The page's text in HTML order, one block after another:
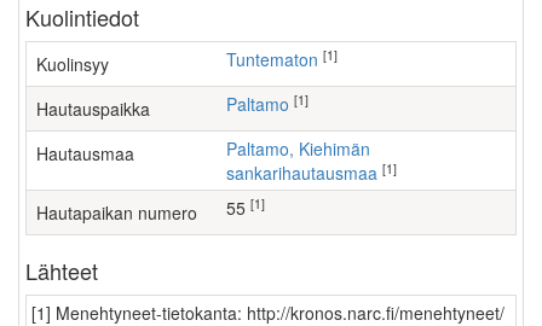
Kuolintiedot
Kuolinsyy Tuntematon [1]
Hautauspaikka Paltamo [1]
Hautausmaa
Paltamo, Kiehimän
sankarihautausmaa [1]
Hautapaikan numero 55 [1]
Lähteet
[1] Menehtyneet-tietokanta: http://kronos.narc.fi/menehtyneet/